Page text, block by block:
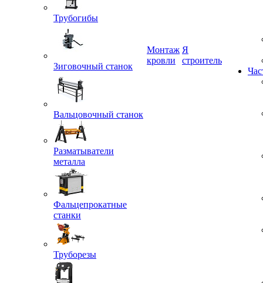
Трубогибы
Зиговочный станок
Вальцовочный станок
Разматыватели
металла
Фальцепрокатные
станки
Труборезы
Монтаж
кровли
Я
строитель